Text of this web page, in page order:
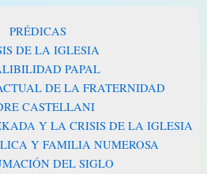
PRÉDICAS
DE LA IGLESIA
PAPAL
DE LA FRATERNIDAD
CASTELLANI
Y LA CRISIS DE LA IGLESIA
Y FAMILIA NUMEROSA
DEL SIGLO